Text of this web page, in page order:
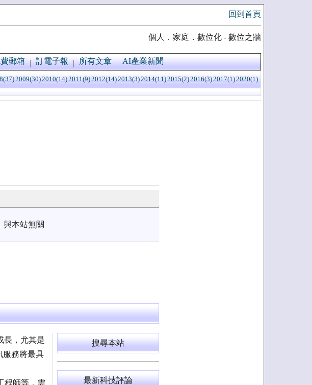
回到首頁
個人．家庭．數位化 - 數位之牆
郵箱 訂電子報 所有文章 AI產業新聞
2009(30)2010(14)2011(9)2012(14)2013(3)2014(11)2015(2)2016(3)2017(1)2020(1)
與本站無關
長，尤其是
服務將最具
程師等，需
搜尋本站
最新科技評論